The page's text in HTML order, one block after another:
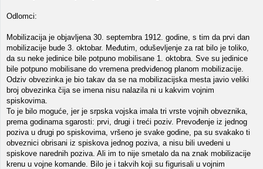
Odlomci:
Mobilizacija je objavljena 30. septembra 1912. godine, s tim da prvi dan
mobilizacije bude 3. oktobar. Međutim, oduševljenje za rat bilo je toliko,
da su neke jedinice bile potpuno mobilisane 1. oktobra. Sve su jedinice
bile potpuno mobilisane do vremena predviđenog planom mobilizacije.
Odziv obvezinka je bio takav da se na mobilizacijska mesta javio veliki
broj obvezinka čija se imena nisu nalazila ni u kakvim vojnim
spiskovima.
To je bilo moguće, jer je srpska vojska imala tri vrste vojnih obveznika,
prema godinama sgarosti: prvi, drugi i treći poziv. Prevođenje iz jednog
poziva u drugi po spiskovima, vršeno je svake godine, pa su svakako ti
obveznici obrisani iz spiskova jednog poziva, a nisu bili uvedeni u
spiskove narednih poziva. Ali im to nije smetalo da na znak mobilizacije
krenu u vojne komande. Bilo je i takvih koji su figurisali u vojnim